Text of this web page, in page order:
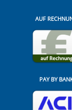
AUF
PAY BY